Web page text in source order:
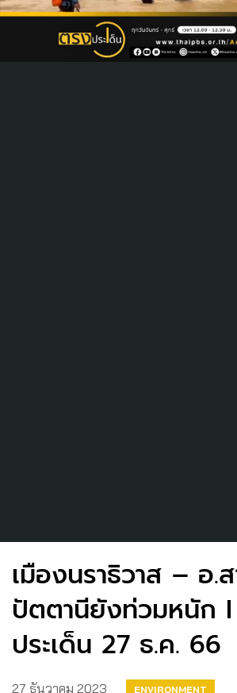
เมืองนราธิวาส – อ.
ปัตตานียังท่วมหนัก
ประเด็น 27 ธ.ค. 66
27 ธันวาคม 2023 ENVIRONMENT